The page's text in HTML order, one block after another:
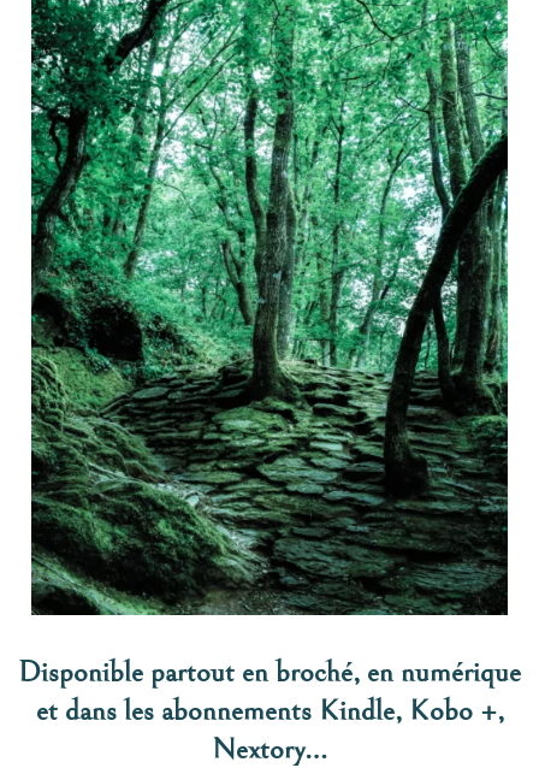
Disponible partout en broché, en numérique
et dans les abonnements Kindle, Kobo +,
Nextory…